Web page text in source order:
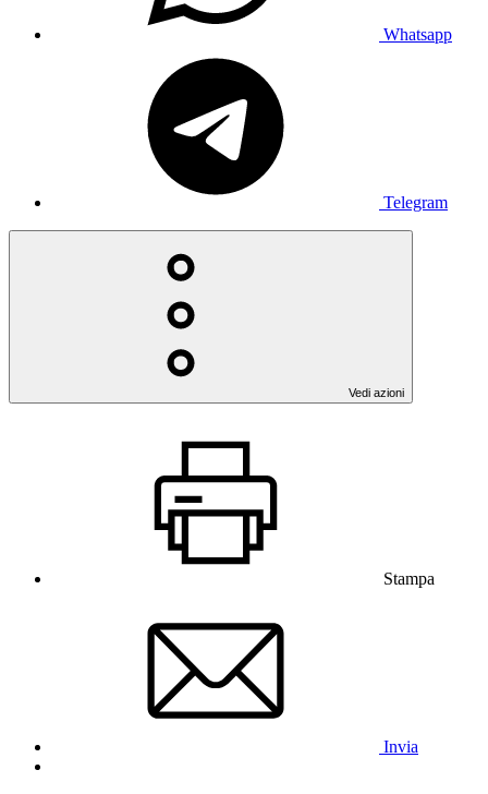
Whatsapp
Telegram
Vedi azioni
Stampa
Invia